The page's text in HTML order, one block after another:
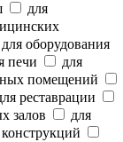
для
для оборудования
печи
для
помещений
реставрации
залов
для